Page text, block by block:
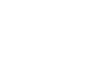
sijoittavat ihmiset ovat
vaihtoehtoihin kuin
hakulomakkeella.
jotka nostavat